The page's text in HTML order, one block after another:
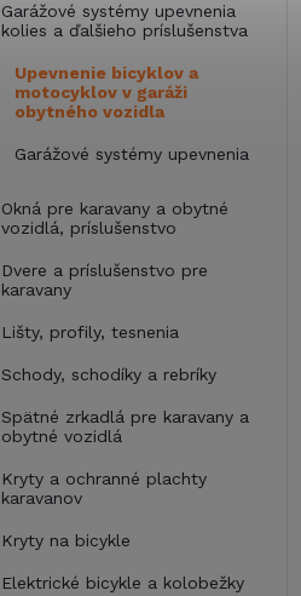
Garážové systémy upevnenia
kolies a ďalšieho príslušenstva
Upevnenie bicyklov a
motocyklov v garáži
obytného vozidla
Garážové systémy upevnenia
Okná pre karavany a obytné
vozidlá, príslušenstvo
Dvere a príslušenstvo pre
karavany
Lišty, profily, tesnenia
Schody, schodíky a rebríky
Spätné zrkadlá pre karavany a
obytné vozidlá
Kryty a ochranné plachty
karavanov
Kryty na bicykle
Elektrické bicykle a kolobežky